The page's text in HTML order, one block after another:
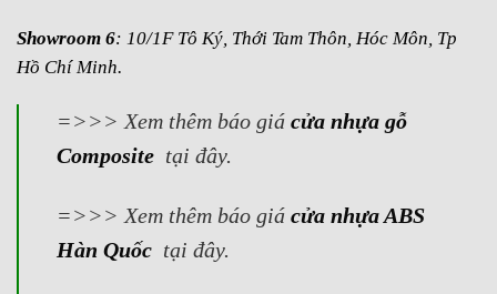
Showroom 6: 10/1F Tô Ký, Thới Tam Thôn, Hóc Môn, Tp
Hồ Chí Minh.
=>>> Xem thêm báo giá cửa nhựa gỗ
Composite tại đây.
=>>> Xem thêm báo giá cửa nhựa ABS
Hàn Quốctại đây.